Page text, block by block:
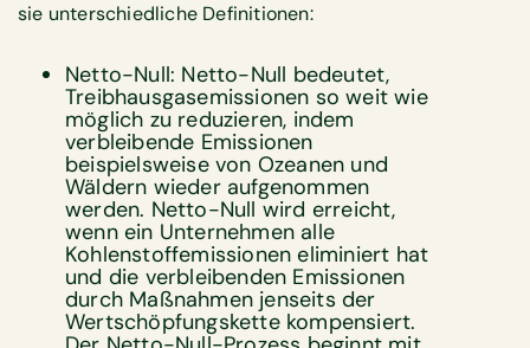
sie unterschiedliche Definitionen:
Netto-Null: Netto-Null bedeutet,
Treibhausgasemissionen so weit wie
möglich zu reduzieren, indem
verbleibende Emissionen
beispielsweise von Ozeanen und
Wäldern wieder aufgenommen
werden. Netto-Null wird erreicht,
wenn ein Unternehmen alle
Kohlenstoffemissionen eliminiert hat
und die verbleibenden Emissionen
durch Maßnahmen jenseits der
Wertschöpfungskette kompensiert.